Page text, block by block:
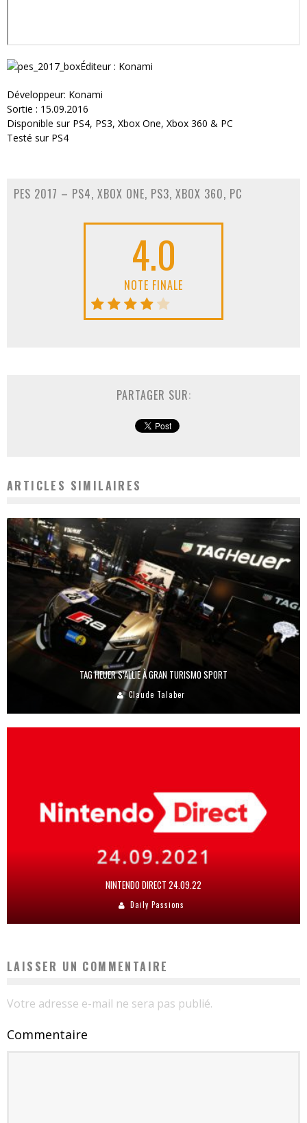
Éditeur : Konami
Développeur: Konami
Sortie : 15.09.2016
Disponible sur PS4, PS3, Xbox One, Xbox 360 & PC
Testé sur PS4
PES 2017 – PS4, XBOX ONE, PS3, XBOX 360, PC
4.0
NOTE FINALE
PARTAGER SUR:
ARTICLES SIMILAIRES
TAG HEUER S’ALLIE À GRAN TURISMO SPORT
Claude Talaber
NINTENDO DIRECT 24.09.22
Daily Passions
LAISSER UN COMMENTAIRE
Votre adresse e-mail ne sera pas publié.
Commentaire